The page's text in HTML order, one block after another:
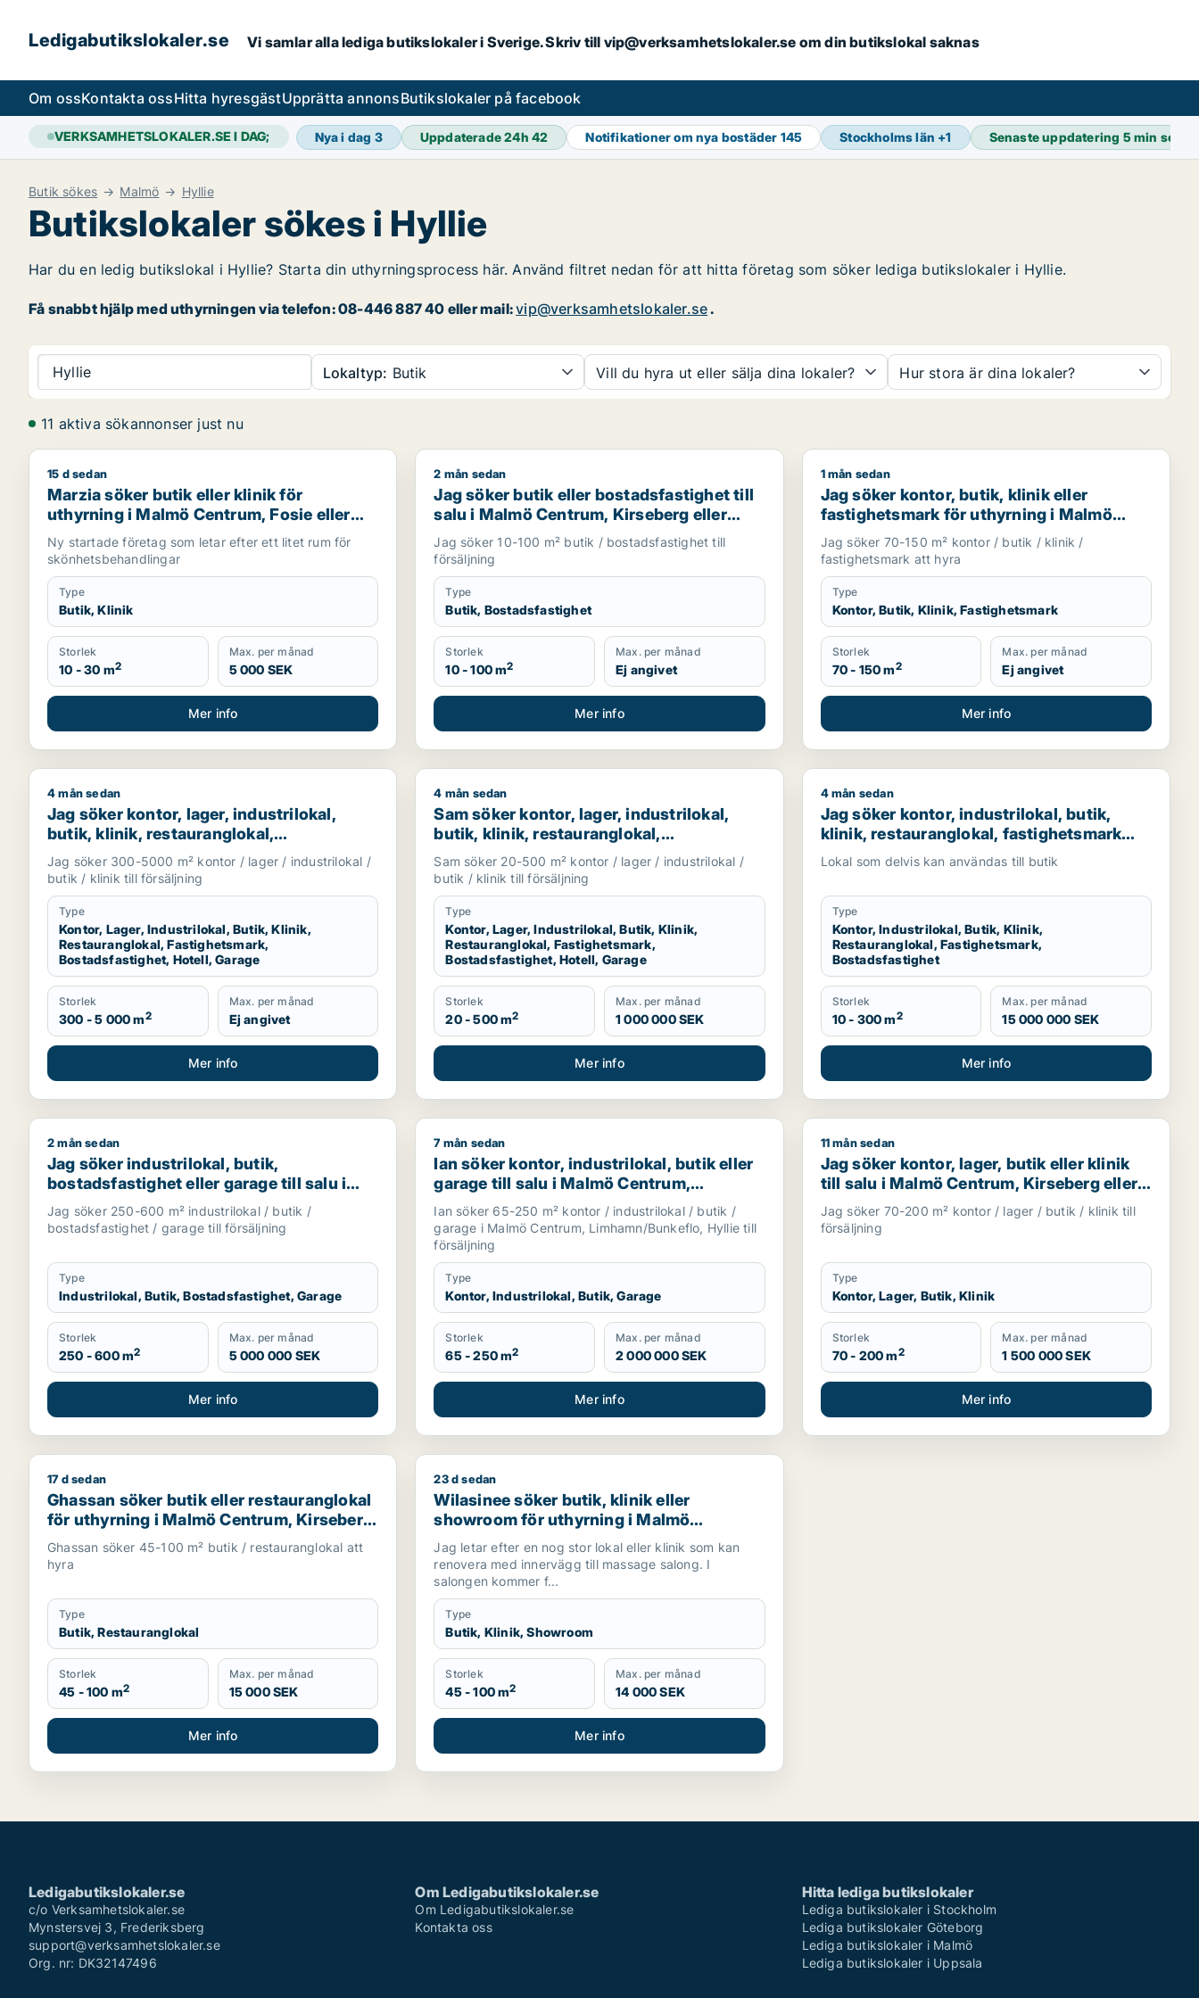
Ledigabutikslokaler.se Vi samlar alla lediga butikslokaler i Sverige. Skriv till vip@verksamhetslokaler.se om din butikslokal saknas
Om ossKontakta ossHitta hyresgästUpprätta annonsButikslokaler på facebook
VERKSAMHETSLOKALER.SE I DAG; Nya i dag 3 Uppdaterade 24h42 Notifikationer om nya bostäder 145 Stockholms län +1 Senaste uppdatering 5 min sedan
Butik sökes Malmö Hyllie
Butikslokaler sökes i Hyllie
Har du en ledig butikslokal i Hyllie? Starta din uthyrningsprocess här. Använd filtret nedan för att hitta företag som söker lediga butikslokaler i Hyllie.
Få snabbt hjälp med uthyrningen via telefon: 08-446 887 40 eller mail:vip@verksamhetslokaler.se.
Hyllie Lokaltyp: Butik Vill du hyra ut eller sälja dina lokaler? Hur stora är dina lokaler?
11 aktiva sökannonser just nu
Marzia söker butik eller klinik för uthyrning i Malmö Centrum, Fosie eller Limhamn/Bunkeflo m.fl.
15 d sedan
Marzia söker butik eller klinik för
uthyrning i Malmö Centrum, Fosie eller
Limhamn/Bunkeflo m.fl.
Ny startade företag som letar efter ett litet rum för
skönhetsbehandlingar
Type
Butik, Klinik
Storlek
10 - 30 m2
Max. per månad
5 000 SEK
Mer info
Jag söker butik eller bostadsfastighet till salu i Malmö Centrum, Kirseberg eller Fosie m.fl.
2 mån sedan
Jag söker butik eller bostadsfastighet till
salu i Malmö Centrum, Kirseberg eller
Fosie m.fl.
Jag söker 10-100 m² butik / bostadsfastighet till
försäljning
Type
Butik, Bostadsfastighet
Storlek
10 - 100 m2
Max. per månad
Ej angivet
Mer info
Jag söker kontor, butik, klinik eller fastighetsmark
1 mån sedan
Jag söker kontor, butik, klinik eller
fastighetsmark för uthyrning i Malmö
Centrum, Kirseberg eller Husie m.fl.
Jag söker 70-150 m² kontor / butik / klinik /
fastighetsmark att hyra
Type
Kontor, Butik, Klinik, Fastighetsmark
Storlek
70 - 150 m2
Max. per månad
Ej angivet
Mer info
Jag söker kontor, lager, industrilokal, butik, klinik, restauranglokal, fastighetsmark, bostadsfastighet, hotell eller garage till salu i Malmö
4 mån sedan
Jag söker kontor, lager, industrilokal,
butik, klinik, restauranglokal,
fastighetsmark, bostadsfastighet, hotell
eller garage till salu i Malmö
Jag söker 300-5000 m² kontor / lager / industrilokal /
butik / klinik till försäljning
Type
Kontor, Lager, Industrilokal, Butik, Klinik,
Restauranglokal, Fastighetsmark,
Bostadsfastighet, Hotell, Garage
Storlek
300 - 5 000 m2
Max. per månad
Ej angivet
Mer info
Sam söker kontor, lager, industrilokal, butik, klinik, restauranglokal, fastighetsmark, bostadsfastighet, hotell
4 mån sedan
Sam söker kontor, lager, industrilokal,
butik, klinik, restauranglokal,
fastighetsmark, bostadsfastighet, hotell
eller garage till salu i Malmö
Sam söker 20-500 m² kontor / lager / industrilokal /
butik / klinik till försäljning
Type
Kontor, Lager, Industrilokal, Butik, Klinik,
Restauranglokal, Fastighetsmark,
Bostadsfastighet, Hotell, Garage
Storlek
20 - 500 m2
Max. per månad
1 000 000 SEK
Mer info
Jag söker kontor, industrilokal, butik, klinik,
4 mån sedan
Jag söker kontor, industrilokal, butik,
klinik, restauranglokal, fastighetsmark
eller bostadsfastighet till salu i Malmö
Lokal som delvis kan användas till butik
Type
Kontor, Industrilokal, Butik, Klinik,
Restauranglokal, Fastighetsmark,
Bostadsfastighet
Storlek
10 - 300 m2
Max. per månad
15 000 000 SEK
Mer info
Jag söker industrilokal, butik, bostadsfastighet eller garage till salu i Skåne
2 mån sedan
Jag söker industrilokal, butik,
bostadsfastighet eller garage till salu i
Skåne
Jag söker 250-600 m² industrilokal / butik /
bostadsfastighet / garage till försäljning
Type
Industrilokal, Butik, Bostadsfastighet, Garage
Storlek
250 - 600 m2
Max. per månad
5 000 000 SEK
Mer info
Ian söker kontor, industrilokal, butik eller garage till salu i Malmö Centrum, Limhamn/Bunkeflo eller Hyllie
7 mån sedan
Ian söker kontor, industrilokal, butik eller
garage till salu i Malmö Centrum,
Limhamn/Bunkeflo eller Hyllie
Ian söker 65-250 m² kontor / industrilokal / butik /
garage i Malmö Centrum, Limhamn/Bunkeflo, Hyllie till
försäljning
Type
Kontor, Industrilokal, Butik, Garage
Storlek
65 - 250 m2
Max. per månad
2 000 000 SEK
Mer info
Jag söker kontor, lager, butik eller klinik till salu i
11 mån sedan
Jag söker kontor, lager, butik eller klinik
till salu i Malmö Centrum, Kirseberg eller
Husie m.fl.
Jag söker 70-200 m² kontor / lager / butik / klinik till
försäljning
Type
Kontor, Lager, Butik, Klinik
Storlek
70 - 200 m2
Max. per månad
1 500 000 SEK
Mer info
Ghassan söker butik eller restauranglokal för uthyrning i Malmö Centrum, Kirseberg eller Husie m.fl.
17 d sedan
Ghassan söker butik eller restauranglokal
för uthyrning i Malmö Centrum, Kirseberg
eller Husie m.fl.
Ghassan söker 45-100 m² butik / restauranglokal att
hyra
Type
Butik, Restauranglokal
Storlek
45 - 100 m2
Max. per månad
15 000 SEK
Mer info
Wilasinee söker butik, klinik eller showroom för uthyrning i Malmö Centrum, Limhamn/Bunkeflo eller Hyllie
23 d sedan
Wilasinee söker butik, klinik eller
showroom för uthyrning i Malmö
Centrum, Limhamn/Bunkeflo eller Hyllie
m.fl.
Jag letar efter en nog stor lokal eller klinik som kan
renovera med innervägg till massage salong. I
salongen kommer f...
Type
Butik, Klinik, Showroom
Storlek
45 - 100 m2
Max. per månad
14 000 SEK
Mer info
Ledigabutikslokaler.se
c/o Verksamhetslokaler.se
Mynstersvej 3, Frederiksberg
support@verksamhetslokaler.se
Org. nr: DK32147496
Om Ledigabutikslokaler.se
Om Ledigabutikslokaler.se
Kontakta oss
Hitta lediga butikslokaler
Lediga butikslokaler i Stockholm
Lediga butikslokaler Göteborg
Lediga butikslokaler i Malmö
Lediga butikslokaler i Uppsala